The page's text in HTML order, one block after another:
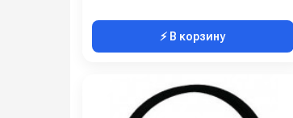
⚡ В корзину